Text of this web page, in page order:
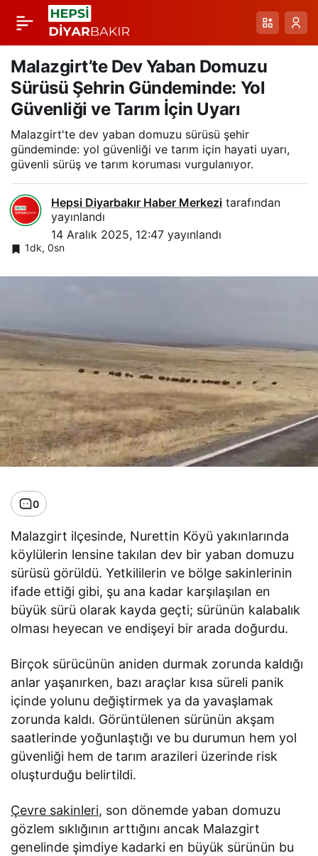
Malazgirt’te Dev Yaban Domuzu
Sürüsü Şehrin Gündeminde: Yol
Güvenliği ve Tarım İçin Uyarı
Malazgirt'te dev yaban domuzu sürüsü şehir
gündeminde: yol güvenliği ve tarım için hayati uyarı,
güvenli sürüş ve tarım koruması vurgulanıyor.
Hepsi Diyarbakır Haber Merkezi tarafından
yayınlandı
14 Aralık 2025, 12:47 yayınlandı
1dk, 0sn
0
Malazgirt ilçesinde, Nurettin Köyü yakınlarında
köylülerin lensine takılan dev bir yaban domuzu
sürüsü görüldü. Yetkililerin ve bölge sakinlerinin
ifade ettiği gibi, şu ana kadar karşılaşılan en
büyük sürü olarak kayda geçti; sürünün kalabalık
olması heyecan ve endişeyi bir arada doğurdu.
Birçok sürücünün aniden durmak zorunda kaldığı
anlar yaşanırken, bazı araçlar kısa süreli panik
içinde yolunu değiştirmek ya da yavaşlamak
zorunda kaldı. Görüntülenen sürünün akşam
saatlerinde yoğunlaştığı ve bu durumun hem yol
güvenliği hem de tarım arazileri üzerinde risk
oluşturduğu belirtildi.
Çevre sakinleri, son dönemde yaban domuzu
gözlem sıklığının arttığını ancak Malazgirt
genelinde şimdiye kadarki en büyük sürünün bu
Mardin İçmesuyu
Hattında Aşamalı
İlerleme: Kapasite
Artışı ve
Sürdürülebilirlik
Hedefleri
Paylaş